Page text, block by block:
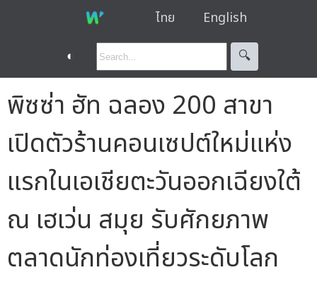
ไทย English
◐ 🔍︎
พิซซ่า ฮัท ฉลอง 200 สาขา
เปิดตัวร้านคอนเซปต์ใหม่แห่ง
แรกในเอเชียตะวันออกเฉียงใต้
ณ เฮเว่น สมุย รับศักยภาพ
ตลาดนักท่องเที่ยวระดับโลก